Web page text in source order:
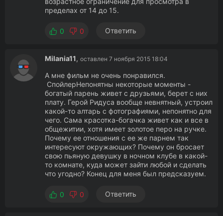
пределах от 14 до 15.
0 0 Ответить
Milania11, оставлен 7 ноября 2015 18:04
А мне фильм не очень понравился.
СпойлерНепонятны некоторые моменты -
богатый парень живет с друзьями, берет с них
плату. Герой Ридуса вообще невнятный, устроил
какой-то алтарь с фотографиями, непонятно для
чего. Сама красотка-богачка живет как и все в
общежитии, хотя имеет золотое перо на ручке.
Почему ее отношения с ее же парнем так
интересуют окружающих? Почему он бросает
свою пьяную девушку в ночном клубе в какой-
то комнате, куда может зайти любой и сделать
что угодно? Конец для меня был предсказуем.
0 0 Ответить